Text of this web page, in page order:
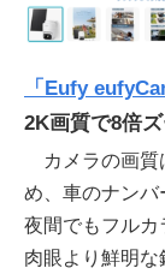
「Eufy
2K画質で8倍
カメラの画質
め、車のナンバ
夜間でもフルカ
肉眼より鮮明な